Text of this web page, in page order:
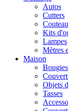
Autos
Cutters
Kits
Lampes
Mètres
Maison
Objets
Tasses